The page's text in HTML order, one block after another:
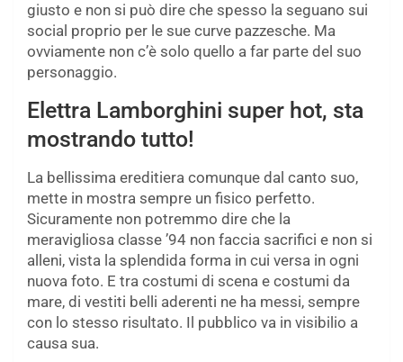
giusto e non si può dire che spesso la seguano sui
social proprio per le sue curve pazzesche. Ma
ovviamente non c’è solo quello a far parte del suo
personaggio.
Elettra Lamborghini super hot, sta
mostrando tutto!
La bellissima ereditiera comunque dal canto suo,
mette in mostra sempre un fisico perfetto.
Sicuramente non potremmo dire che la
meravigliosa classe ’94 non faccia sacrifici e non si
alleni, vista la splendida forma in cui versa in ogni
nuova foto. E tra costumi di scena e costumi da
mare, di vestiti belli aderenti ne ha messi, sempre
con lo stesso risultato. Il pubblico va in visibilio a
causa sua.